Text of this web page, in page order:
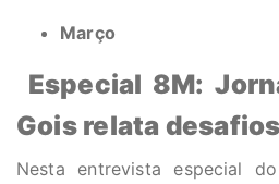
Março
Especial 8M:
Gois relata
Nesta entrevista especial